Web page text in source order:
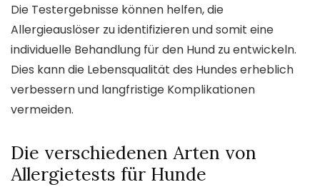
Die Testergebnisse können helfen, die
Allergieauslöser zu identifizieren und somit eine
individuelle Behandlung für den Hund zu entwickeln.
Dies kann die Lebensqualität des Hundes erheblich
verbessern und langfristige Komplikationen
vermeiden.
Die verschiedenen Arten von
Allergietests für Hunde